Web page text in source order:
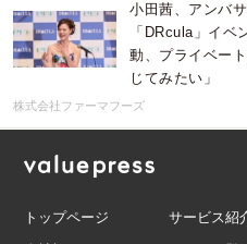
小田茜、アンバ
「DRcula」イベ
動、プライベー
じてみたい」
株式会社ファーマフーズ
トップページ サービス紹